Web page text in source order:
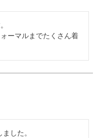
ーマルまでたくさん着
した。